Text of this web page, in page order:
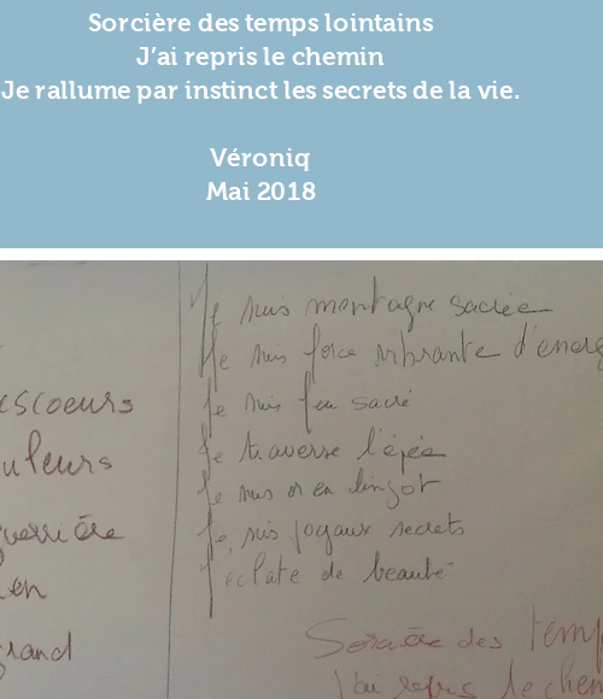
Sorcière des temps lointains
J’ai repris le chemin
Je rallume par instinct les secrets de la vie.
Véroniq
Mai 2018